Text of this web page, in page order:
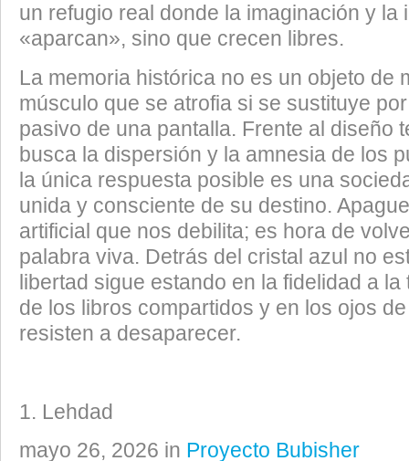
un refugio real donde la imaginación y la
«aparcan», sino que crecen libres.
​La memoria histórica no es un objeto de
músculo que se atrofia si se sustituye
pasivo de una pantalla. Frente al diseño
busca la dispersión y la amnesia de los
la única respuesta posible es una
unida y consciente de su destino.
artificial que nos debilita; es hora de
palabra viva. Detrás del cristal azul no
libertad sigue estando en la fidelidad a la
de los libros compartidos y en los ojos
resisten a desaparecer.
Lehdad
mayo 26, 2026 in Proyecto Bubisher